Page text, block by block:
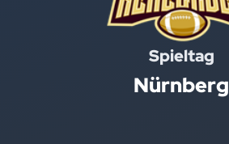
Spieltag
Nürnberg